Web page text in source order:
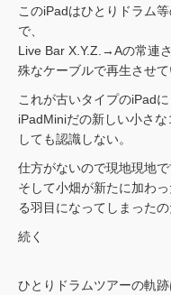
このiPadはひとりドラム
で、
Live Bar X.Y.Z.→Aの常連
殊なケーブルで再生させて
これが古いタイプのiPadに
iPadMiniだの新しい小さ
しても認識しない。
仕方がないので現地現地
そして小畑が新たに加わ
る羽目になってしまったの
続く
ひとりドラムツアーの軌跡